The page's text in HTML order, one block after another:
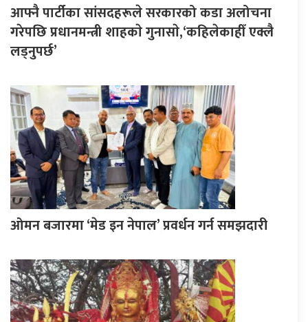
आफ्नै पार्टीका सांसदहरूले सरकारको कडा अलोचना
गरेपछि प्रधानमन्त्री शाहकाे गुनासाे,‘कहिलेकाहीँ एक्लै
लड्नुपर्छ’
ओमन बजारमा ‘मेड इन नेपाल’ प्रवर्धन गर्न समझदारी